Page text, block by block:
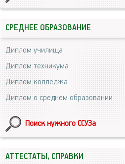
СРЕДНЕЕ ОБРАЗОВАНИЕ
Диплом училища
Диплом техникума
Диплом колледжа
Диплом о среднем образовании
Поиск нужного ССУЗа
АТТЕСТАТЫ, СПРАВКИ